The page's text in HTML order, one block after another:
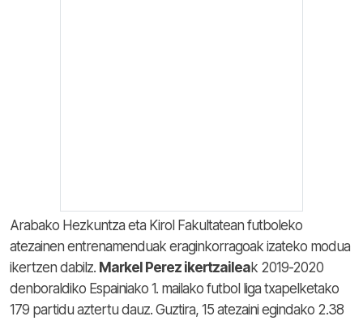
Arabako Hezkuntza eta Kirol Fakultatean futboleko
atezainen entrenamenduak eraginkorragoak izateko modua
ikertzen dabilz. Markel Perez ikertzaileak 2019-2020
denboraldiko Espainiako 1. mailako futbol liga txapelketako
179 partidu aztertu dauz. Guztira, 15 atezaini egindako 2.38